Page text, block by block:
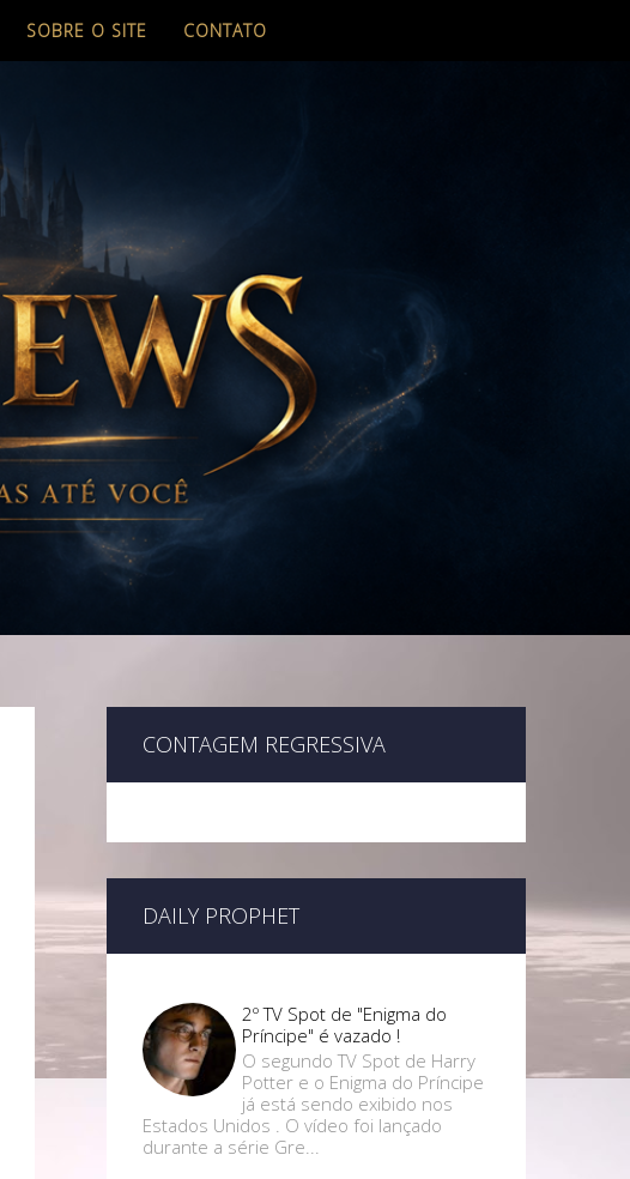
SOBRE O SITE CONTATO
CONTAGEM REGRESSIVA
DAILY PROPHET
2º TV Spot de "Enigma do
Príncipe" é vazado !
O segundo TV Spot de Harry
Potter e o Enigma do Príncipe
já está sendo exibido nos
Estados Unidos . O vídeo foi lançado
durante a série Gre...